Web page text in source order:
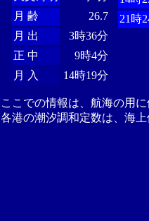
月 齢
26.7
月 出
3時36分
正 中
9時4分
月 入
14時19分
21時
ここでの情報は、航海の用
各港の潮汐調和定数は、海